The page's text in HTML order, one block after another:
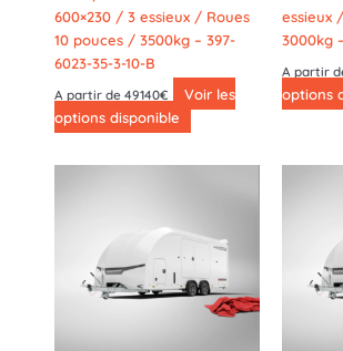
600×230 / 3 essieux / Roues
10 pouces / 3500kg – 397-
6023-35-3-10-B
A partir de 49140€
Voir les
options disponible
essieux
3000kg
A partir
options